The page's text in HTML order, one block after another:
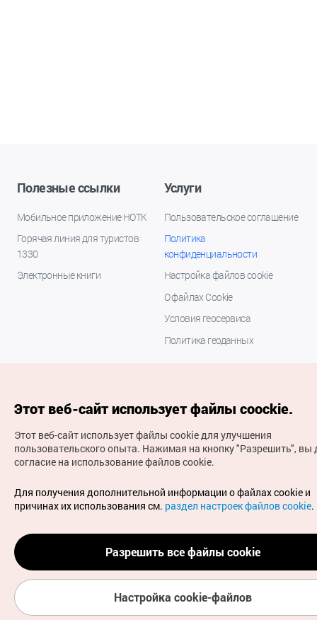
Полезные ссылки
Мобильное приложение НОТК
Горячая линия для туристов
1330
Электронные книги
Услуги
Пользовательское соглашение
Политика
конфиденциальности
Настройка файлов cookie
О файлах Cookie
Условия геосервиса
Политика геоданных
(с) Национальная организация туризма Кореи Все
права защищены
Для извещения об ошибках и проблемах, связанных с
работой веб-сайта, направляйте ваши запросы на
официальный адрес электронной почты
russian@knto.or.kr
Этот веб-сайт использует файлы coockie.
Этот веб-сайт использует файлы cookie для улучшения
пользовательского опыта. Нажимая на кнопку "Разрешить", вы
согласие на использование файлов cookie.
Для получения дополнительной информации о файлах cookie и
причинах их использования см. раздел настроек файлов cookie.
Разрешить все файлы cookie
Настройка cookie-файлов